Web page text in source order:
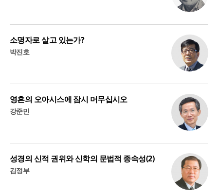
소명자로 살고 있는가?
박진호
영혼의 오아시스에 잠시 머무십시오
강준민
성경의 신적 권위와 신학의 문법적 종속성(2)
김정부